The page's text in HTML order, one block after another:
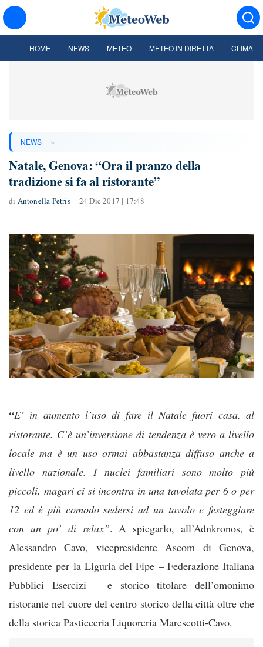
HOME NEWS METEO METEO IN DIRETTA CLIMA
NEWS »
Natale, Genova: “Ora il pranzo della
tradizione si fa al ristorante”
di Antonella Petris 24 Dic 2017 | 17:48
“E’ in aumento l’uso di fare il Natale fuori casa, al
ristorante. C’è un’inversione di tendenza è vero a livello
locale ma è un uso ormai abbastanza diffuso anche a
livello nazionale. I nuclei familiari sono molto più
piccoli, magari ci si incontra in una tavolata per 6 o per
12 ed è più comodo sedersi ad un tavolo e festeggiare
con un po’ di relax”. A spiegarlo, all’Adnkronos, è
Alessandro Cavo, vicepresidente Ascom di Genova,
presidente per la Liguria del Fipe – Federazione Italiana
Pubblici Esercizi – e storico titolare dell’omonimo
ristorante nel cuore del centro storico della città oltre che
della storica Pasticceria Liquoreria Marescotti-Cavo.